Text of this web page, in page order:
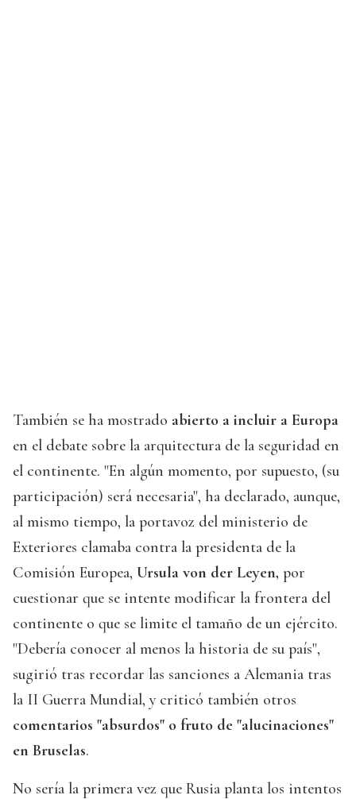
También se ha mostrado abierto a incluir a Europa
en el debate sobre la arquitectura de la seguridad en
el continente. "En algún momento, por supuesto, (su
participación) será necesaria", ha declarado, aunque,
al mismo tiempo, la portavoz del ministerio de
Exteriores clamaba contra la presidenta de la
Comisión Europea, Ursula von der Leyen, por
cuestionar que se intente modificar la frontera del
continente o que se limite el tamaño de un ejército.
"Debería conocer al menos la historia de su país",
sugirió tras recordar las sanciones a Alemania tras
la II Guerra Mundial, y criticó también otros
comentarios "absurdos" o fruto de "alucinaciones"
en Bruselas.
No sería la primera vez que Rusia planta los intentos